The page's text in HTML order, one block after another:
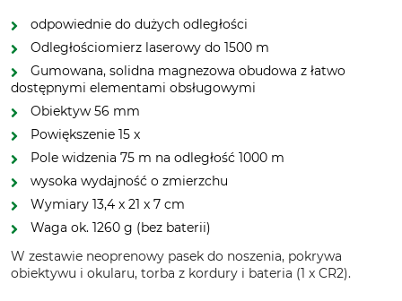
odpowiednie do dużych odległości
Odległościomierz laserowy do 1500 m
Gumowana, solidna magnezowa obudowa z łatwo
dostępnymi elementami obsługowymi
Obiektyw 56 mm
Powiększenie 15 x
Pole widzenia 75 m na odległość 1000 m
wysoka wydajność o zmierzchu
Wymiary 13,4 x 21 x 7 cm
Waga ok. 1260 g (bez baterii)
W zestawie neoprenowy pasek do noszenia, pokrywa
obiektywu i okularu, torba z kordury i bateria (1 x CR2).